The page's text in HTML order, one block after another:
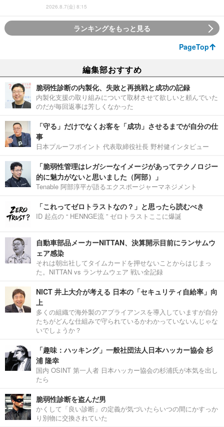
2026.8.7(金) 8:15
ランキングをもっと見る
PageTop
編集部おすすめ
脆弱性診断の内製化、失敗と再挑戦と成功の記録
内製化支援の取り組みについて取材させて欲しいと頼んでいた
のだが毎回返事は芳しくなかった
「守る」だけでなくお客を「成功」させるまでが自分の仕
事
日本プルーフポイント 代表取締役社長 野村健インタビュー
「脆弱性管理はレガシーなイメージがあってテクノロジー
的に魅力がないと思いました（阿部）」
Tenable 阿部淳平が語るエクスポージャーマネジメント
「これってゼロトラストなの？」と思ったら読むべき
ID 起点の “ HENNGE流 ” ゼロトラストここに爆誕
自動車部品メーカーNITTAN、決算開示目前にランサムウ
ェア感染
それは朝出社してタイムカードを押せないことからはじまっ
た。NITTAN vs ランサムウェア 戦い全記録
NICT 井上大介が考える 日本の「セキュリティ自給率」向
上
多くの組織で海外製のアプライアンスを導入していますが自分
たちがどんな仕組みで守られているかわかっていないんじゃな
いでしょうか？
「趣味：ハッキング」一般社団法人日本ハッカー協会 杉
浦 隆幸
国内 OSINT 第一人者 日本ハッカー協会の杉浦氏が本気を出し
たら
脆弱性診断を盗んだ男
かくして「良い診断」の定義が気づいたらいつの間にかすっか
り別物に交換されていた